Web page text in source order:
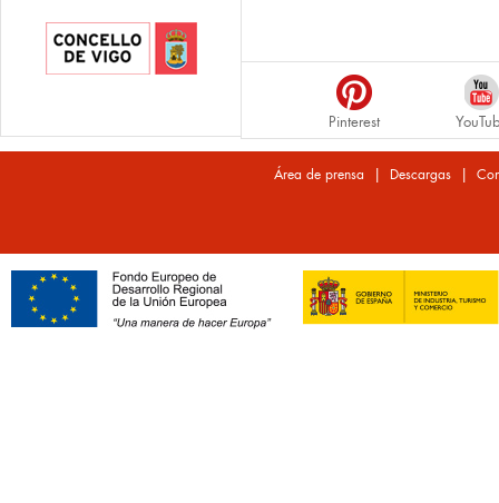
Pinterest
Área de prensa | Descargas |